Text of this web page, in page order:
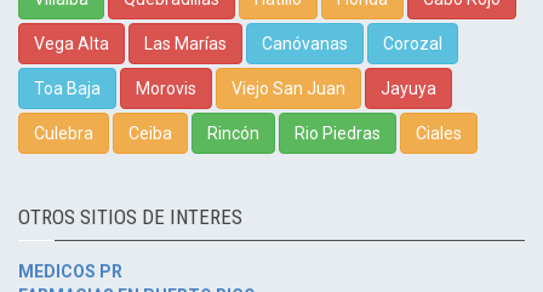
Vega Alta Las Marías Canóvanas Corozal
Toa Baja Morovis Viejo San Juan Jayuya
Culebra Ceiba Rincón Rio Piedras Ciales
OTROS SITIOS DE INTERES
MEDICOS PR